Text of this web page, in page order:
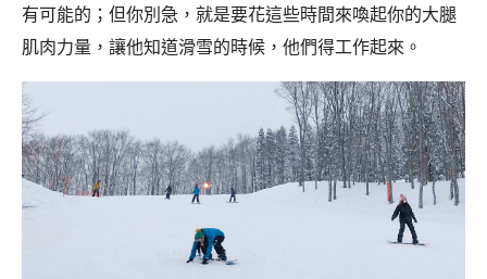
有可能的；但你別急，就是要花這些時間來喚起你的大腿
肌肉力量，讓他知道滑雪的時候，他們得工作起來。